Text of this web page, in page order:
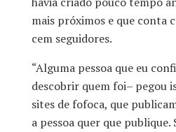
mais próximos e que conta
cem seguidores.
“Alguma pessoa que eu
descobrir quem foi– pegou
sites de fofoca, que
a pessoa quer que